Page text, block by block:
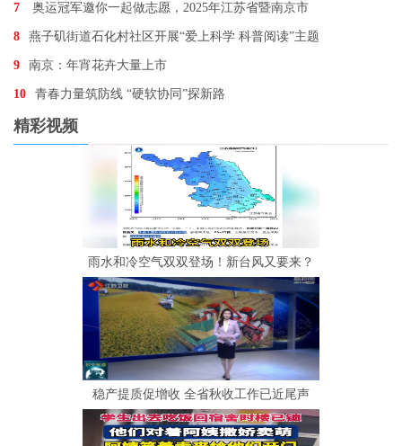
7 奥运冠军邀你一起做志愿，2025年江苏省暨南京市
8 燕子矶街道石化村社区开展“爱上科学 科普阅读”主题
9 南京：年宵花卉大量上市
10 青春力量筑防线 “硬软协同”探新路
精彩视频
雨水和冷空气双双登场！新台风又要来？
稳产提质促增收 全省秋收工作已近尾声